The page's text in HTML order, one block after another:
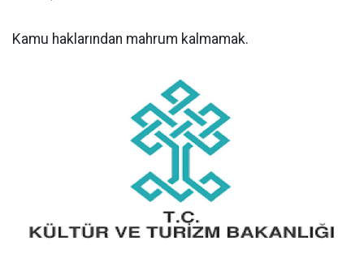
Kamu haklarından mahrum kalmamak.